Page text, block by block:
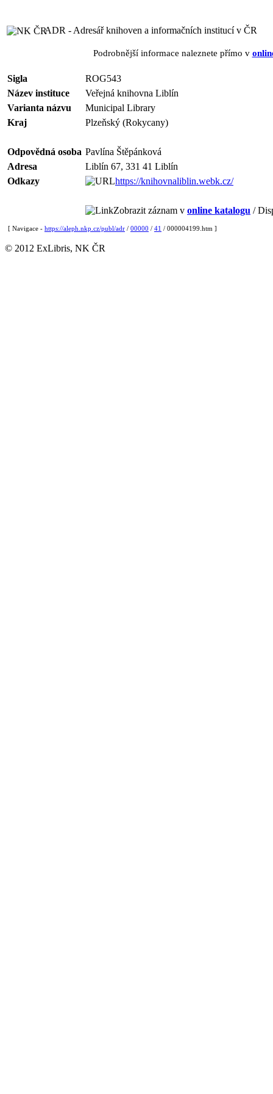
ADR - Adresář knihoven a informačních institucí v ČR
Podrobnější informace naleznete přímo v
Sigla
ROG543
Název instituce
Veřejná knihovna Liblín
Varianta názvu
Municipal Library
Kraj
Plzeňský (Rokycany)
Odpovědná osoba Pavlína Štěpánková
Adresa
Liblín 67, 331 41 Liblín
Odkazy
https://knihovnaliblin.webk.cz/
Zobrazit záznam v online katalogu /
[ Navigace - https://aleph.nkp.cz/publ/adr / 00000 / 41 / 000004199.htm ]
© 2012 ExLibris, NK ČR